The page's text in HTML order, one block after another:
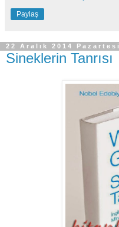
Paylaş
22 Aralık 2014 Pazartesi
Sineklerin Tanrısı